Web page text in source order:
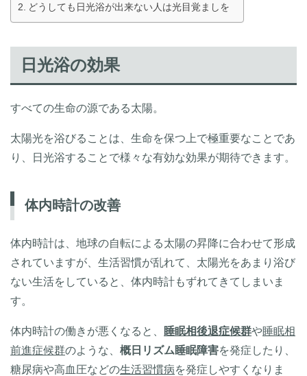
どうしても日光浴が出来ない人は光目覚ましを
日光浴の効果
すべての生命の源である太陽。
太陽光を浴びることは、生命を保つ上で極重要なことであ
り、日光浴することで様々な有効な効果が期待できます。
体内時計の改善
体内時計は、地球の自転による太陽の昇降に合わせて形成
されていますが、生活習慣が乱れて、太陽光をあまり浴び
ない生活をしていると、体内時計もずれてきてしまいま
す。
体内時計の働きが悪くなると、 睡眠相後退症候群や睡眠相
前進症候群のような、 概日リズム睡眠障害を発症したり、
糖尿病や高血圧などの生活習慣病を発症しやすくなりま